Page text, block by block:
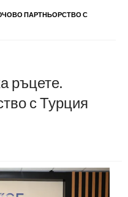
ПАРТНЬОРСТВО С
ръцете.
с Турция